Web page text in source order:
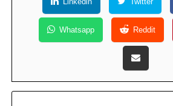
Reddit
Whatsapp